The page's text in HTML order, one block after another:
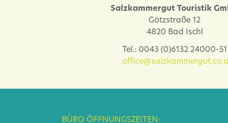
Salzkammergut Touristik
Götzstraße 12
4820 Bad Ischl
Tel.: 0043 (0)6132 24000-51
BÜRO ÖFFNUNGSZEITEN: